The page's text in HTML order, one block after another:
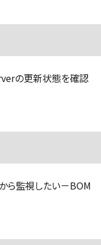
の更新状態を確認
ら監視したい－BOM